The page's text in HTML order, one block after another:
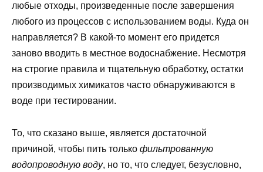
любые отходы, произведенные после завершения
любого из процессов с использованием воды. Куда он
направляется? В какой-то момент его придется
заново вводить в местное водоснабжение. Несмотря
на строгие правила и тщательную обработку, остатки
производимых химикатов часто обнаруживаются в
воде при тестировании.
То, что сказано выше, является достаточной
причиной, чтобы пить только фильтрованную
водопроводную воду, но то, что следует, безусловно,